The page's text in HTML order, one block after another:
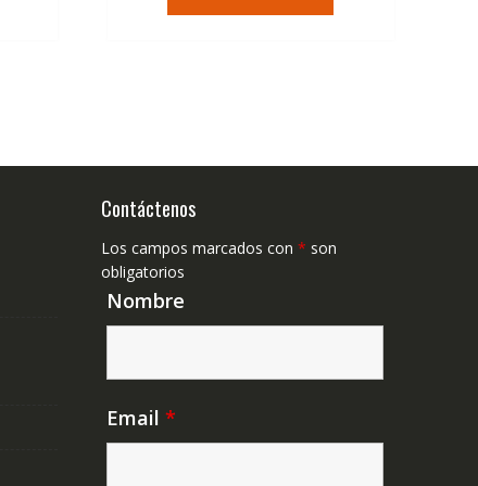
era:
es:
Contáctenos
Los campos marcados con * son
obligatorios
Nombre
Email *